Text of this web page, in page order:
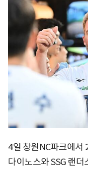
4일 창원NC파크에서
다이노스와 SSG 랜